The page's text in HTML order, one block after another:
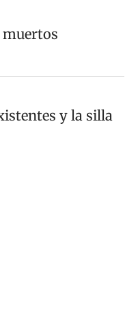
y la silla